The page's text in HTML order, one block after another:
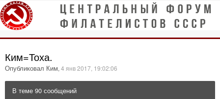
Ким=Тоха.
Опубликовал Ким, 4 янв 2017, 19:02:06
В теме 90 сообщений